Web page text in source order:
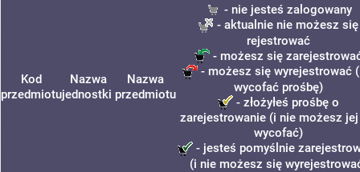
Kod
przedmiotu
Nazwa
jednostki
Nazwa
przedmiotu
- nie jesteś zalogowany
- aktualnie nie możesz się
rejestrować
- możesz się
- możesz się wyrejestrować
wycofać prośbę)
- złożyłeś prośbę o
zarejestrowanie (i nie możesz
wycofać)
- jesteś pomyślnie
(i nie możesz się